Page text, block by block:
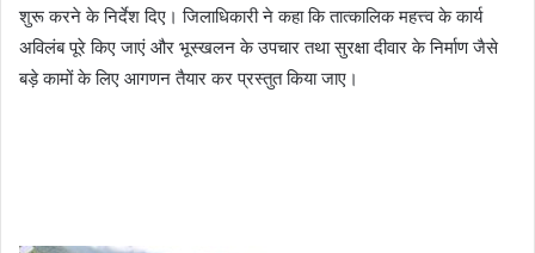
शुरू करने के निर्देश दिए। जिलाधिकारी ने कहा कि तात्कालिक महत्त्व के कार्य
अविलंब पूरे किए जाएं और भूस्खलन के उपचार तथा सुरक्षा दीवार के निर्माण जैसे
बड़े कामों के लिए आगणन तैयार कर प्रस्तुत किया जाए।